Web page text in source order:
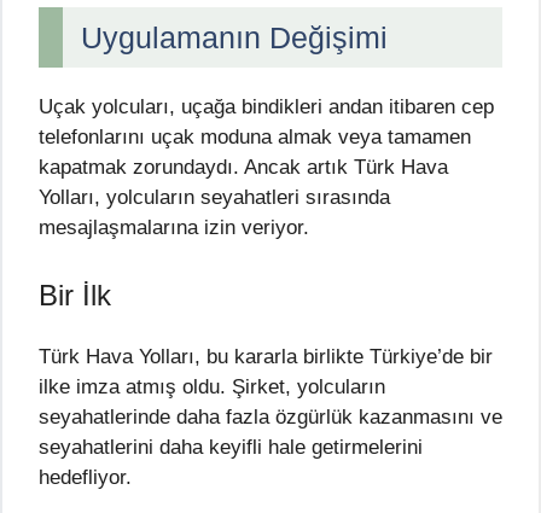
Uygulamanın Değişimi
Uçak yolcuları, uçağa bindikleri andan itibaren cep
telefonlarını uçak moduna almak veya tamamen
kapatmak zorundaydı. Ancak artık Türk Hava
Yolları, yolcuların seyahatleri sırasında
mesajlaşmalarına izin veriyor.
Bir İlk
Türk Hava Yolları, bu kararla birlikte Türkiye’de bir
ilke imza atmış oldu. Şirket, yolcuların
seyahatlerinde daha fazla özgürlük kazanmasını ve
seyahatlerini daha keyifli hale getirmelerini
hedefliyor.